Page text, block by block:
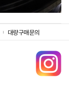
대량구매문의